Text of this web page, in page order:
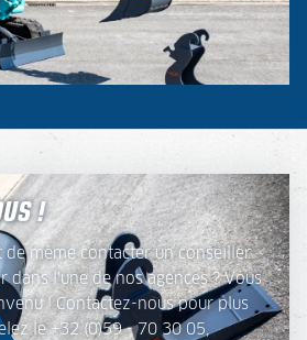
!
de même contacter un conseiller
dans l'une de nos agences ? Vous
! Contactez-nous pour plus
le +32 (0)59 - 70 30 05,